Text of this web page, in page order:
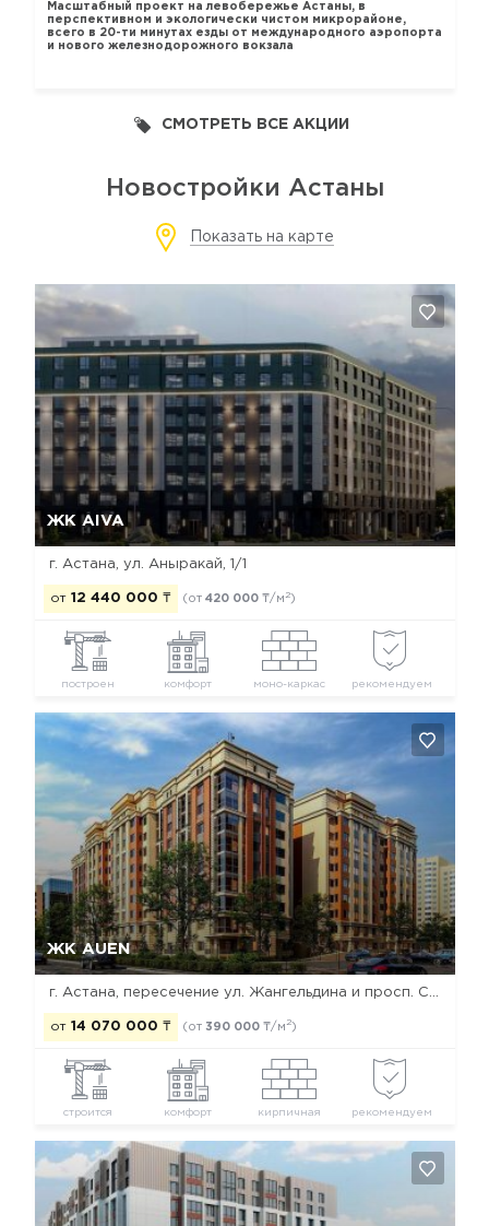
Масштабный проект на левобережье Астаны, в
перспективном и экологически чистом микрорайоне,
всего в 20-ти минутах езды от международного аэропорта
и нового железнодорожного вокзала
СМОТРЕТЬ ВСЕ АКЦИИ
Новостройки Астаны
Показать на карте
ЖК AIVA
г. Астана, ул. Аныракай, 1/1
от 12 440 000 ₸ (от 420 000 ₸/м 2)
построен комфорт моно-каркас рекомендуем
ЖК AUEN
от 14 070 000 ₸ (от 390 000 ₸/м2)
строится комфорт кирпичная рекомендуем
Да, удалить Отмена